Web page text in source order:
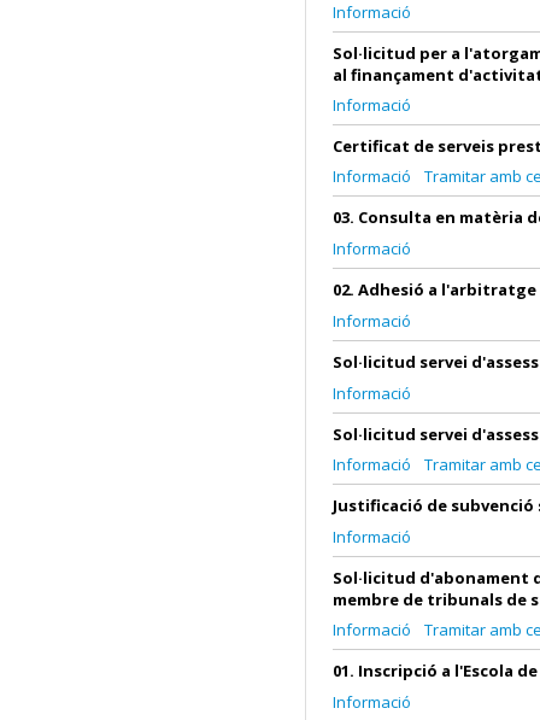
Informació
Sol·licitud per a
al finançament
Informació
Certificat de serveis
Informació
Tramitar amb
03. Consulta en matèria
Informació
02. Adhesió a l'arbitratge
Informació
Sol·licitud servei
Informació
Sol·licitud servei
Informació
Tramitar amb
Justificació de
Informació
Sol·licitud d'abonament
membre de tribunals de
Informació
Tramitar amb
01. Inscripció a l'Escola
Informació